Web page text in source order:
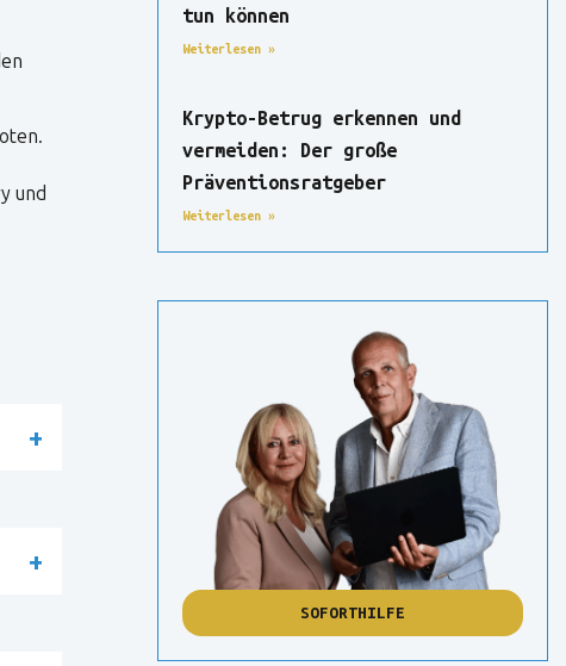
und
tun können
Weiterlesen »
Krypto-Betrug erkennen und
vermeiden: Der große
Präventionsratgeber
Weiterlesen »
SOFORTHILFE